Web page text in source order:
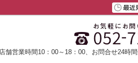
舗営業時間10：00～18：00、お問合せ24時